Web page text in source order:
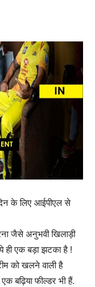
के लिए आईपीएल से
जैसे अनुभवी खिलाड़ी
ही एक बड़ा झटका है !
को खलने वाली है
बढ़िया फील्डर भी हैं.